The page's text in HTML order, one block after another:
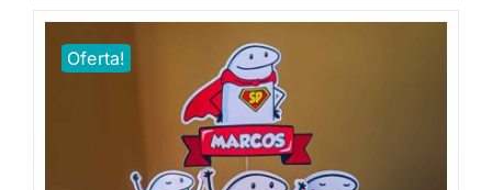
Oferta!